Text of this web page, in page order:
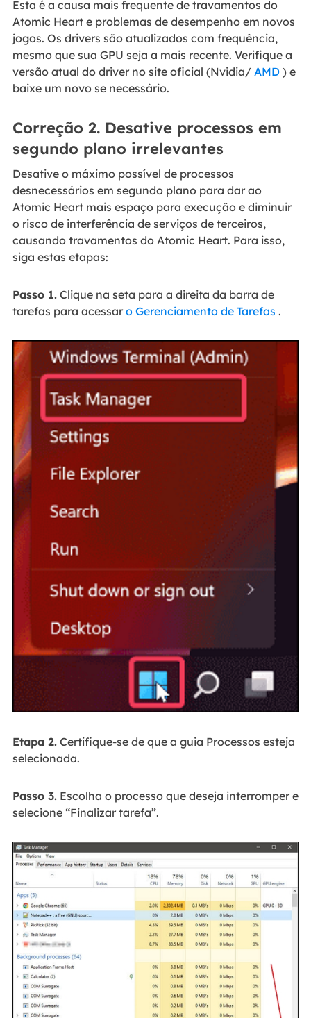
Esta é a causa mais frequente de travamentos do
Atomic Heart e problemas de desempenho em novos
jogos. Os drivers são atualizados com frequência,
mesmo que sua GPU seja a mais recente. Verifique a
versão atual do driver no site oficial (Nvidia/ AMD) e
baixe um novo se necessário.
Correção 2. Desative processos em
segundo plano irrelevantes
Desative o máximo possível de processos
desnecessários em segundo plano para dar ao
Atomic Heart mais espaço para execução e diminuir
o risco de interferência de serviços de terceiros,
causando travamentos do Atomic Heart. Para isso,
siga estas etapas:
Passo 1.Clique na seta para a direita da barra de
tarefas para acessar o Gerenciamento de Tarefas .
Etapa 2.Certifique-se de que a guia Processos esteja
selecionada.
Passo 3.Escolha o processo que deseja interromper e
selecione “Finalizar tarefa”.